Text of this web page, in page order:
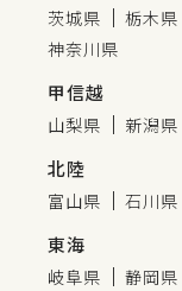
茨城県 栃木県
神奈川県
甲信越
山梨県 新潟県
北陸
富山県 石川県
東海
岐阜県 静岡県